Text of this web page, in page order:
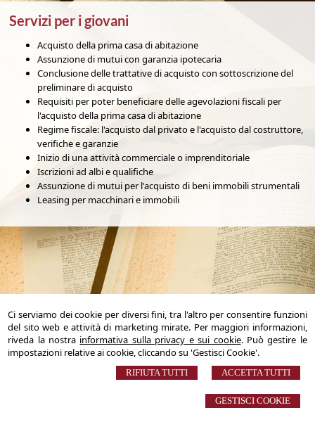
Ci serviamo dei cookie per diversi fini, tra l'altro per consentire funzioni
del sito web e attività di marketing mirate. Per maggiori informazioni,
riveda la nostra informativa sulla privacy e sui cookie. Può gestire le
impostazioni relative ai cookie, cliccando su 'Gestisci Cookie'.
ACCETTA TUTTI
RIFIUTA TUTTI
GESTISCI COOKIE
Servizi per i giovani
Acquisto della prima casa di abitazione
Assunzione di mutui con garanzia ipotecaria
Conclusione delle trattative di acquisto con sottoscrizione del
preliminare di acquisto
Requisiti per poter beneficiare delle agevolazioni fiscali per
l'acquisto della prima casa di abitazione
Regime fiscale: l'acquisto dal privato e l'acquisto dal costruttore,
verifiche e garanzie
Inizio di una attività commerciale o imprenditoriale
Iscrizioni ad albi e qualifiche
Assunzione di mutui per l'acquisto di beni immobili strumentali
Leasing per macchinari e immobili
Notaio Marco Bulferi
Via Arapietra n. 28 – 65124 Pescara (PE)
Tel. +39.085.378179 +39.085.4220609 - Fax +39.085.380275
info@notaiobulferi.it
© 2026 Copyright Studio Notarile Bulferi. Tutti i diritti riservati | P.IVA